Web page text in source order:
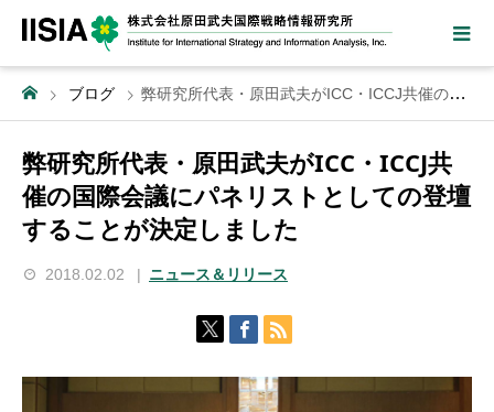
ブログ 弊研究所代表・原田武夫がICC・ICCJ共催の国際会議にパネリストとしての登壇することが決定しました
弊研究所代表・原田武夫がICC・ICCJ共
催の国際会議にパネリストとしての登壇
することが決定しました
2018.02.02 ニュース＆リリース